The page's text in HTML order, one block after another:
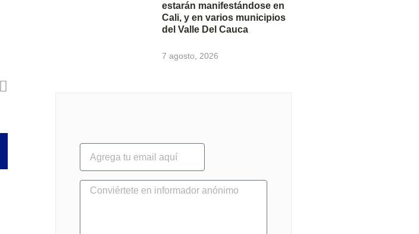
estarán manifestándose en
Cali, y en varios municipios
del Valle Del Cauca
7 agosto, 2026